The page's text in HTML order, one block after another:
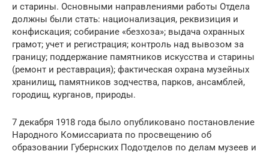
и старины. Основными направлениями работы Отдела
должны были стать: национализация, реквизиция и
конфискация; собирание «безхоза»; выдача охранных
грамот; учет и регистрация; контроль над вывозом за
границу; поддержание памятников искусства и старины
(ремонт и реставрация); фактическая охрана музейных
хранилищ, памятников зодчества, парков, ансамблей,
городищ, курганов, природы.
7 декабря 1918 года было опубликовано постановление
Народного Комиссариата по просвещению об
образовании Губернских Подотделов по делам музеев и